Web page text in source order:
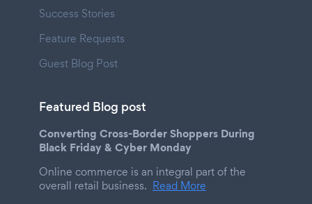
Success Stories
Feature Requests
Guest Blog Post
Featured Blog post
Converting Cross-Border Shoppers During
Black Friday & Cyber Monday
Online commerce is an integral part of the
overall retail business. Read More